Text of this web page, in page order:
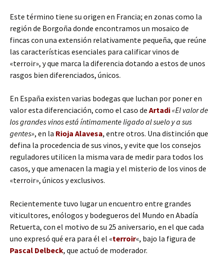
Este término tiene su origen en Francia; en zonas como la
región de Borgoña donde encontramos un mosaico de
fincas con una extensión relativamente pequeña, que reúne
las características esenciales para calificar vinos de
«terroir», y que marca la diferencia dotando a estos de unos
rasgos bien diferenciados, únicos.
En España existen varias bodegas que luchan por poner en
valor esta diferenciación, como el caso de Artadi«El valor de
los grandes vinos está íntimamente ligado al suelo y a sus
gentes», en la Rioja Alavesa, entre otros. Una distinción que
defina la procedencia de sus vinos, y evite que los consejos
reguladores utilicen la misma vara de medir para todos los
casos, y que amenacen la magia y el misterio de los vinos de
«terroir», únicos y exclusivos.
Recientemente tuvo lugar un encuentro entre grandes
viticultores, enólogos y bodegueros del Mundo en Abadía
Retuerta, con el motivo de su 25 aniversario, en el que cada
uno expresó qué era para él el «terroir«, bajo la figura de
Pascal Delbeck, que actuó de moderador.